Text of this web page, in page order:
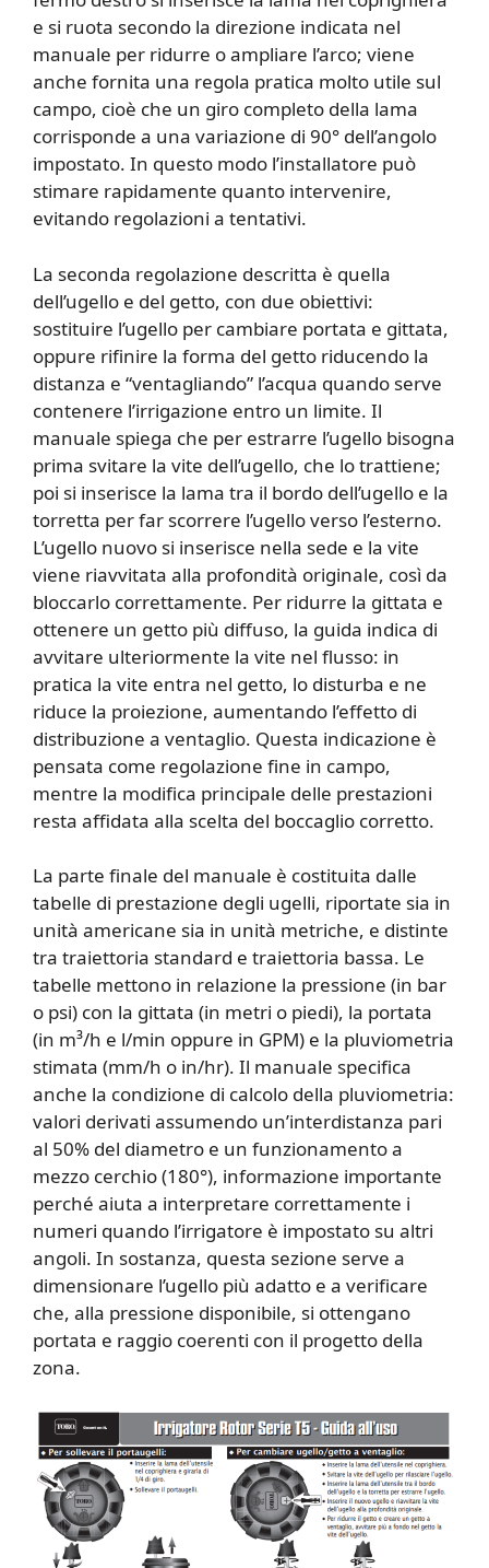
e si ruota secondo la direzione indicata nel
manuale per ridurre o ampliare l’arco; viene
anche fornita una regola pratica molto utile sul
campo, cioè che un giro completo della lama
corrisponde a una variazione di 90° dell’angolo
impostato. In questo modo l’installatore può
stimare rapidamente quanto intervenire,
evitando regolazioni a tentativi.
La seconda regolazione descritta è quella
dell’ugello e del getto, con due obiettivi:
sostituire l’ugello per cambiare portata e gittata,
oppure rifinire la forma del getto riducendo la
distanza e “ventagliando” l’acqua quando serve
contenere l’irrigazione entro un limite. Il
manuale spiega che per estrarre l’ugello bisogna
prima svitare la vite dell’ugello, che lo trattiene;
poi si inserisce la lama tra il bordo dell’ugello e la
torretta per far scorrere l’ugello verso l’esterno.
L’ugello nuovo si inserisce nella sede e la vite
viene riavvitata alla profondità originale, così da
bloccarlo correttamente. Per ridurre la gittata e
ottenere un getto più diffuso, la guida indica di
avvitare ulteriormente la vite nel flusso: in
pratica la vite entra nel getto, lo disturba e ne
riduce la proiezione, aumentando l’effetto di
distribuzione a ventaglio. Questa indicazione è
pensata come regolazione fine in campo,
mentre la modifica principale delle prestazioni
resta affidata alla scelta del boccaglio corretto.
La parte finale del manuale è costituita dalle
tabelle di prestazione degli ugelli, riportate sia in
unità americane sia in unità metriche, e distinte
tra traiettoria standard e traiettoria bassa. Le
tabelle mettono in relazione la pressione (in bar
o psi) con la gittata (in metri o piedi), la portata
(in m³/h e l/min oppure in GPM) e la pluviometria
stimata (mm/h o in/hr). Il manuale specifica
anche la condizione di calcolo della pluviometria:
valori derivati assumendo un’interdistanza pari
al 50% del diametro e un funzionamento a
mezzo cerchio (180°), informazione importante
perché aiuta a interpretare correttamente i
numeri quando l’irrigatore è impostato su altri
angoli. In sostanza, questa sezione serve a
dimensionare l’ugello più adatto e a verificare
che, alla pressione disponibile, si ottengano
portata e raggio coerenti con il progetto della
zona.